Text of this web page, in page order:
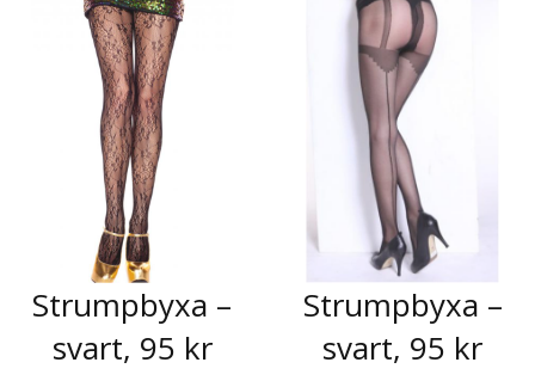
Strumpbyxa –
svart, 95 kr
Strumpbyxa –
svart, 95 kr